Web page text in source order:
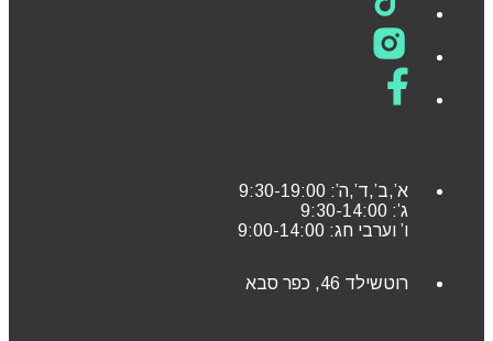
א’,ב’,ד’,ה’: 9:30-19:00
ג’: 9:30-14:00
ו’ וערבי חג: 9:00-14:00
רוטשילד 46, כפר סבא